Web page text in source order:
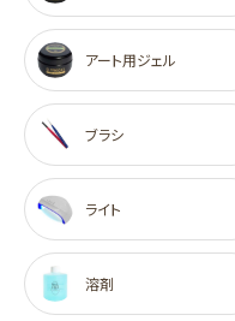
アート用ジェル
ブラシ
ライト
溶剤